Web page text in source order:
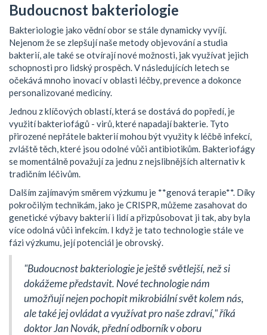
Budoucnost bakteriologie
Bakteriologie jako vědní obor se stále dynamicky vyvíjí.
Nejenom že se zlepšují naše metody objevování a studia
bakterií, ale také se otvírají nové možnosti, jak využívat jejich
schopnosti pro lidský prospěch. V následujících letech se
očekává mnoho inovací v oblasti léčby, prevence a dokonce
personalizované medicíny.
Jednou z klíčových oblastí, která se dostává do popředí, je
využití bakteriofágů - virů, které napadají bakterie. Tyto
přirozené nepřátele bakterií mohou být využity k léčbě infekcí,
zvláště těch, které jsou odolné vůči antibiotikům. Bakteriofágy
se momentálně považují za jednu z nejslibnějších alternativ k
tradičním léčivům.
Dalším zajímavým směrem výzkumu je **genová terapie**. Díky
pokročilým technikám, jako je CRISPR, můžeme zasahovat do
genetické výbavy bakterií i lidí a přizpůsobovat ji tak, aby byla
více odolná vůči infekcím. I když je tato technologie stále ve
fázi výzkumu, její potenciál je obrovský.
"Budoucnost bakteriologie je ještě světlejší, než si
dokážeme představit. Nové technologie nám
umožňují nejen pochopit mikrobiální svět kolem nás,
ale také jej ovládat a využívat pro naše zdraví," říká
doktor Jan Novák, přední odborník v oboru